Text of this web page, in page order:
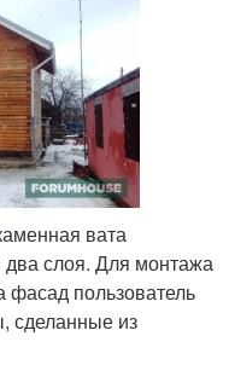
вата
слоя. Для монтажа
фасад пользователь
сделанные из